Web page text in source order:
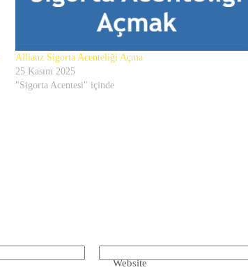
Allianz Sigorta Acenteliği Açma
25 Kasım 2025
"Sigorta Acentesi" içinde
Website